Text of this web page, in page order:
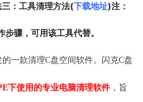
三：工具清理方法(下载地址)注：
骤，可用该工具代替。
一款清理C盘空间软件。闪克C盘
下使用的专业电脑清理软件，旨